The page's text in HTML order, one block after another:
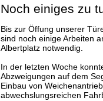
Noch einiges zu
Bis zur Öffung unserer
sind noch einige Arbeiten
Albertplatz notwendig.
In der letzten Woche
Abzweigungen auf dem
Einbau von
abwechslungsreichen